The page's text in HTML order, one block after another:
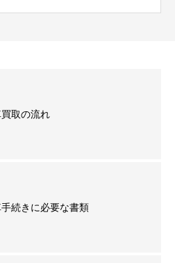
取の流れ
続きに必要な書類